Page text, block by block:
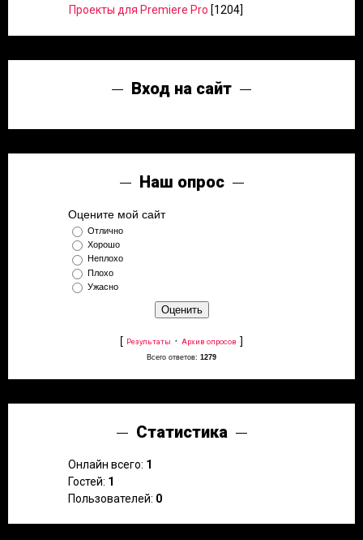
Проекты для Premiere Pro [1204]
Вход на сайт
Наш опрос
Оцените мой сайт
Отлично
Хорошо
Неплохо
Плохо
Ужасно
[ Результаты · Архив опросов ]
Всего ответов: 1279
Статистика
Онлайн всего: 1
Гостей: 1
Пользователей: 0